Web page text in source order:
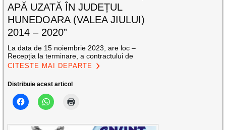
APĂ UZATĂ ÎN JUDEȚUL
HUNEDOARA (VALEA JIULUI)
2014 – 2020”
La data de 15 noiembrie 2023, are loc –
Recepția la terminare, a contractului de
CITEȘTE MAI DEPARTE
Distribuie acest articol